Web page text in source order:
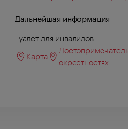
Дальнейшая информация
Туалет для инвалидов
Карта
окрестностях